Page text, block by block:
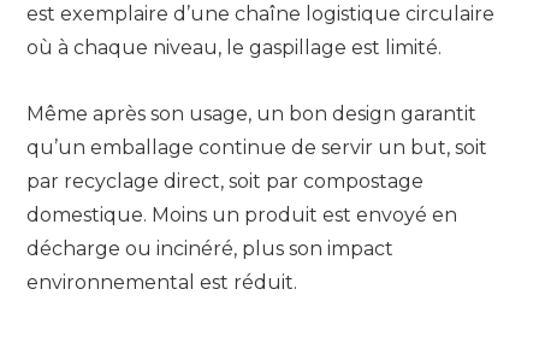
est exemplaire d’une chaîne logistique circulaire
où à chaque niveau, le gaspillage est limité.
Même après son usage, un bon design garantit
qu’un emballage continue de servir un but, soit
par recyclage direct, soit par compostage
domestique. Moins un produit est envoyé en
décharge ou incinéré, plus son impact
environnemental est réduit.